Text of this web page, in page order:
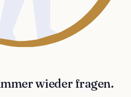
wieder fragen.